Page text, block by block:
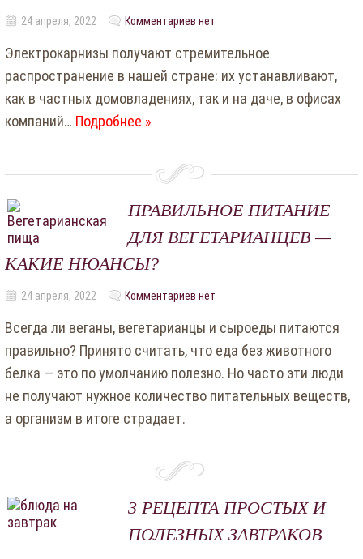
24 апреля, 2022 Комментариев нет
Электрокарнизы получают стремительное
распространение в нашей стране: их устанавливают,
как в частных домовладениях, так и на даче, в офисах
компаний… Подробнее »
ПРАВИЛЬНОЕ ПИТАНИЕ
ДЛЯ ВЕГЕТАРИАНЦЕВ —
КАКИЕ НЮАНСЫ?
24 апреля, 2022 Комментариев нет
Всегда ли веганы, вегетарианцы и сыроеды питаются
правильно? Принято считать, что еда без животного
белка — это по умолчанию полезно. Но часто эти люди
не получают нужное количество питательных веществ,
а организм в итоге страдает.
3 РЕЦЕПТА ПРОСТЫХ И
ПОЛЕЗНЫХ ЗАВТРАКОВ